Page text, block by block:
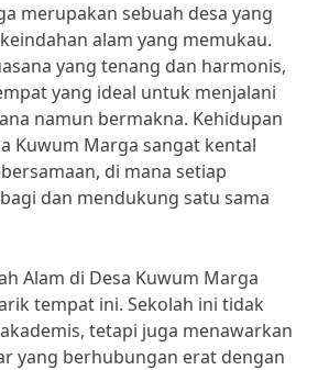
merupakan sebuah desa yang
alam yang memukau.
yang tenang dan harmonis,
yang ideal untuk menjalani
namun bermakna. Kehidupan
Kuwum Marga sangat kental
di mana setiap
dan mendukung satu sama
Alam di Desa Kuwum Marga
tempat ini. Sekolah ini tidak
tetapi juga menawarkan
yang berhubungan erat dengan